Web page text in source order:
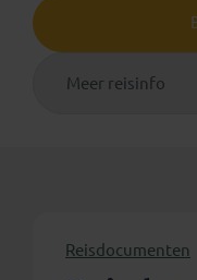
Meer reisinfo
Reisdocumenten